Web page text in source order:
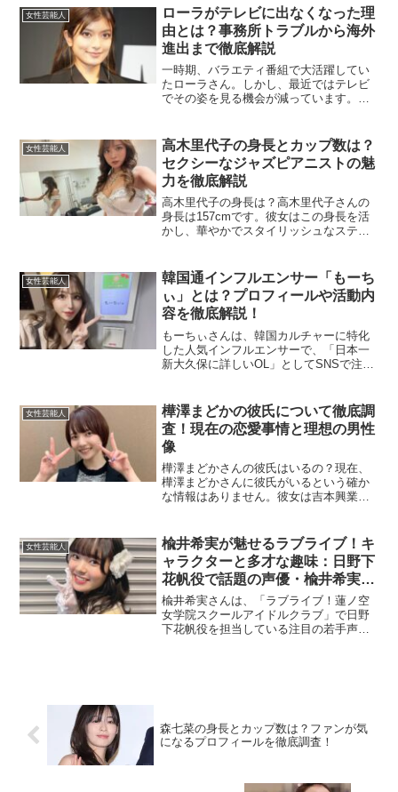
んでいた2人ですが、このときはあくまで
友人関係にとどまってい...
女性芸能人
ローラがテレビに出なくなった理
由とは？事務所トラブルから海外
進出まで徹底解説
一時期、バラエティ番組で大活躍してい
たローラさん。しかし、最近ではテレビ
でその姿を見る機会が減っています。彼
は、その理由を詳しく解説します。事務
所とのトラブルが原因？2...
女性芸能人
高木里代子の身長とカップ数は？
セクシーなジャズピアニストの魅
力を徹底解説
高木里代子の身長は？高木里代子さんの
身長は157cmです。彼女はこの身長を活
かし、華やかでスタイリッシュなステー
のファンを魅了しています​(Arty｜音楽・
アーティスト...
女性芸能人
韓国通インフルエンサー「もーち
ぃ」とは？プロフィールや活動内
容を徹底解説！
もーちぃさんは、韓国カルチャーに特化
した人気インフルエンサーで、「日本一
新大久保に詳しいOL」としてSNSで注目
内容、彼女が手がける韓国関連のプロジ
ェクトについて詳し...
女性芸能人
樺澤まどかの彼氏について徹底調
査！現在の恋愛事情と理想の男性
像
樺澤まどかさんの彼氏はいるの？現在、
樺澤まどかさんに彼氏がいるという確か
な情報はありません。彼女は吉本興業の
り、恋愛に割ける時間が少ないのではな
いかと考えられます。一...
女性芸能人
楡井希実が魅せるラブライブ！キ
ャラクターと多才な趣味：日野下
花帆役で話題の声優・楡井希実と
は？
楡井希実さんは、「ラブライブ！蓮ノ空
女学院スクールアイドルクラブ」で日野
下花帆役を担当している注目の若手声優
森七菜の身長とカップ数は？ファンが気
になるプロフィールを徹底調査！